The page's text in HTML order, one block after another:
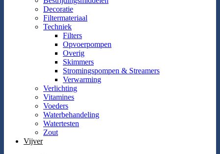
Decoratie
Filtermateriaal
Techniek
Filters
Opvoerpompen
Overig
Skimmers
Stromingspompen & Streamers
Verwarming
Verlichting
Vitamines
Voeders
Waterbehandeling
Watertesten
Zout
Vijver